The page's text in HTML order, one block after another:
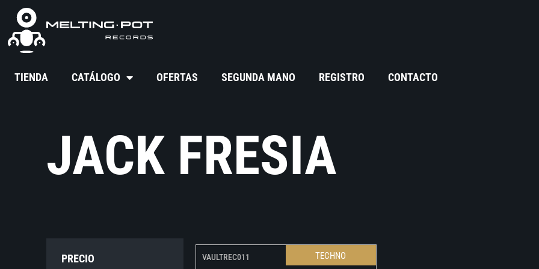
TIENDA CATÁLOGO OFERTAS SEGUNDA MANO REGISTRO CONTACTO
JACK FRESIA
PRECIO VAULTREC011 TECHNO